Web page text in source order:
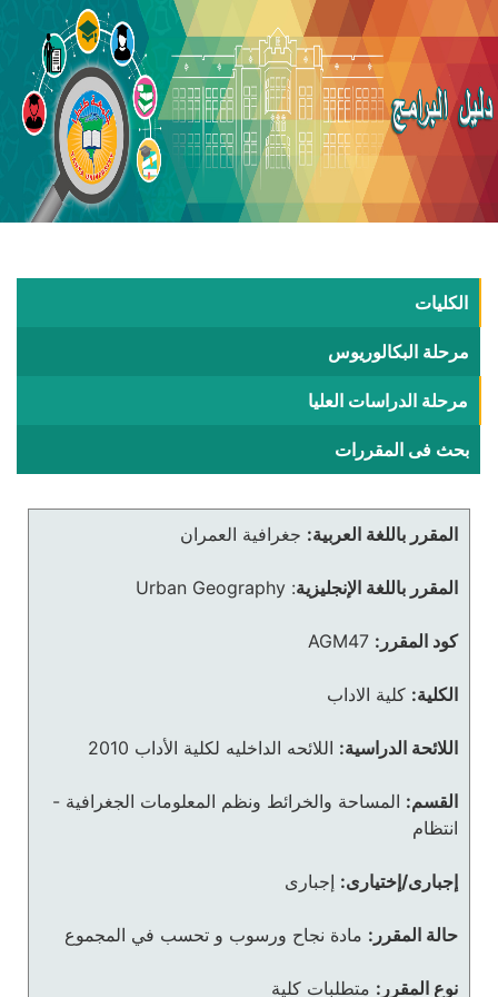
الكليات
مرحلة البكالوريوس
مرحلة الدراسات العليا
بحث فى المقررات
المقرر باللغة العربية: جغرافية العمران
المقرر باللغة الإنجليزية:
Urban Geography
كود المقرر: AGM47
الكلية: كلية الاداب
اللائحة الدراسية: اللائحه الداخليه لكلية الأداب 2010
القسم: المساحة والخرائط ونظم المعلومات الجغرافية -
انتظام
إجبارى/إختيارى: إجبارى
حالة المقرر: مادة نجاح ورسوب و تحسب في المجموع
نوع المقرر: متطلبات كلية